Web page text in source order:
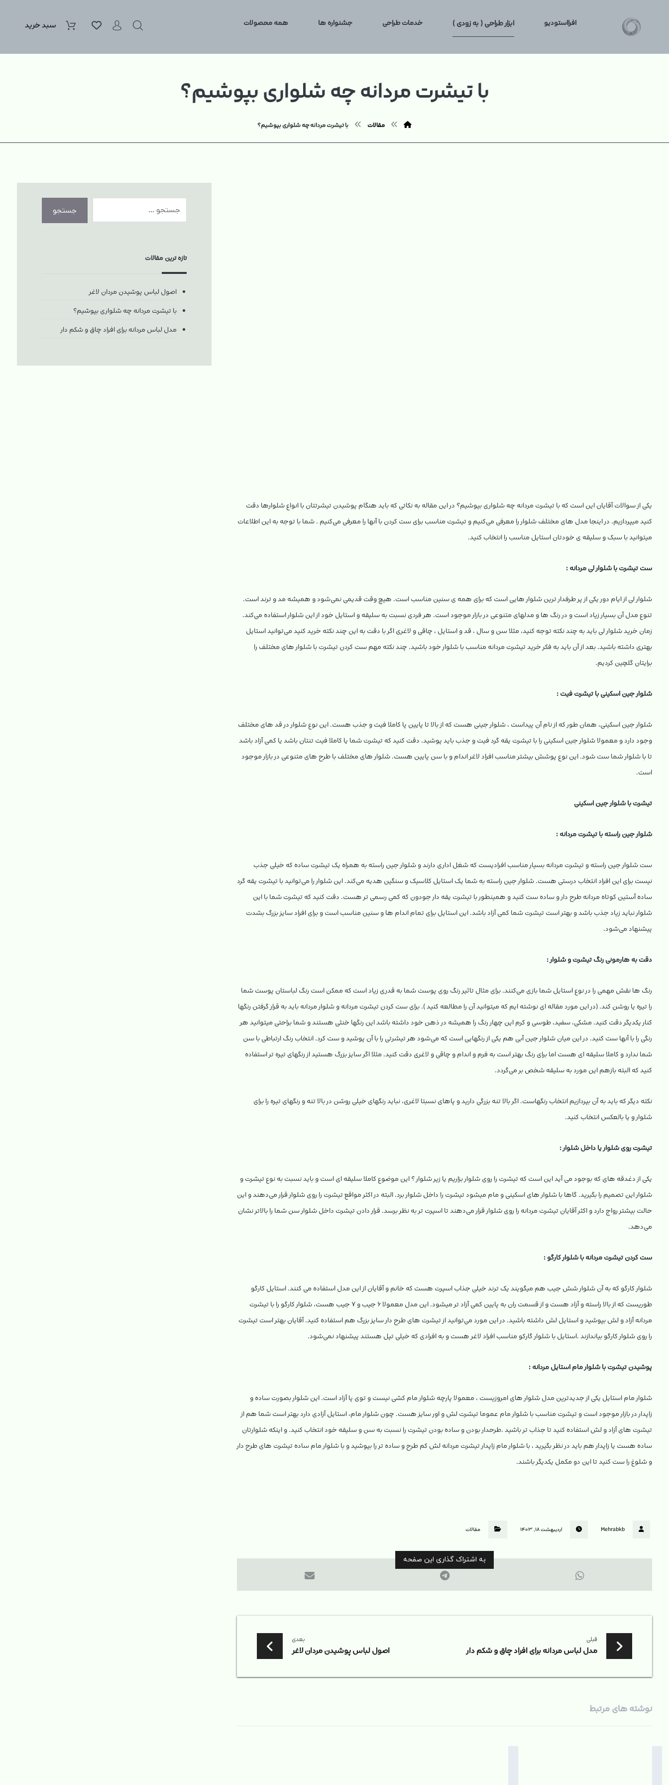
افرااستودیو ابزار طراحی ( به زودی ) خدمات طراحی جشنواره ها همه محصولات سبد خرید
با تیشرت مردانه چه شلواری بپوشیم؟
مقالات با تیشرت مردانه چه شلواری بپوشیم؟
یکی از سوالات آقایان این است که با تیشرت مردانه چه شلواری بپوشیم؟ در این مقاله به نکاتی که باید هنگام پوشیدن تیشرتتان با انواع شلوارها دقت
کنید میپردازیم. در اینجا مدل های مختلف شلوار را معرفی می‌کنیم و تیشرت مناسب برای ست کردن با آنها را معرفی می‌کنیم . شما با توجه به این اطلاعات
میتوانید با سبک و سلیقه ی خودتان استایل مناسب را انتخاب کنید.
ست تیشرت با شلوار لی مردانه :
شلوار لی از ایام دور یکی از پر طرفدار ترین شلوار هایی است که برای همه ی سنین مناسب است. هیچ وقت قدیمی نمی‌شود و همیشه مد و ترند است.
تنوع مدل آن بسیار زیاد است و در رنگ ها و مدلهای متنوعی در بازار موجود است. هر فردی نسبت به سلیقه و استایل خود از این شلوار استفاده می‌کند.
زمان خرید شلوار لی باید به چند نکته توجه کنید، مثلا سن و سال ، قد و استایل ، چاقی و لاغری اگر با دقت به این چند نکته خرید کنید می‌توانید استایل
بهتری داشته باشید. بعد از آن باید به فکر خرید تیشرت مردانه مناسب با شلوار خود باشید. چند نکته مهم ست کردن تیشرت با شلوار های مختلف را
برایتان گلچین کردیم.
شلوار جین اسکینی با تیشرت فیت :
شلوار جین اسکینی، همان طور که از نام آن پیداست ، شلوار جینی هست که از بالا تا پایین پا کاملا فیت و جذب هست. این نوع شلوار در قد های مختلف
وجود دارد و معمولا شلوار جین اسکینی را با تیشرت یقه گرد فیت و جذب باید پوشید. دقت کنید که تیشرت شما یا کاملا فیت تنتان باشد یا کمی آزاد باشد
تا با شلوار شما ست شود. این نوع پوشش بیشتر مناسب افراد لاغر اندام و با سن پایین هست. شلوار های مختلف با طرح های متنوعی در بازار موجود
است.
تیشرت با شلوار جین اسکینی
شلوار جین راسته با تیشرت مردانه :
ست شلوار جین راسته و تیشرت مردانه بسیار مناسب افرادیست که شغل اداری دارند و شلوار جین راسته به همراه یک تیشرت ساده که خیلی جذب
نیست برای این افراد انتخاب درستی هست. شلوار جین راسته به شما یک استایل کلاسیک و سنگین هدیه می‌کند. این شلوار را می‌توانید با تیشرت یقه گرد
ساده آستین کوتاه مردانه طرح دار و ساده ست کنید و همینطور با تیشرت یقه دار جودون که کمی رسمی تر هست. دقت کنید که تیشرت شما با این
شلوار نباید زیاد جذب باشد و بهتر است تیشرت شما کمی آزاد باشد. این استایل برای تمام اندام ها و سنین مناسب است و برای افراد سایز بزرگ بشدت
پیشنهاد می‌شود.
دقت به هارمونی رنگ تیشرت و شلوار :
رنگ ها نقش مهمی را در نوع استایل شما بازی می‌کنند. برای مثال تاثیر رنگ روی پوست شما به قدری زیاد است که ممکن است رنگ لباستان پوست شما
را تیره یا روشن کند. (در این مورد مقاله ای نوشته ایم که میتوانید آن را مطالعه کنید ). برای ست کردن تیشرت مردانه و شلوار مردانه باید به قرار گرفتن رنگها
کنار یکدیگر دقت کنید. مشکی، سفید، طوسی و کرم این چهار رنگ را همیشه در ذهن خود داشته باشد این رنگها خنثی هستند و شما براحتی میتوانید هر
رنگی را با آنها ست کنید. در این میان شلوار جین آبی هم یکی از رنگهایی است که می‌شود هر تیشرتی را با آن پوشید و ست کرد. انتخاب رنگ ارتباطی با سن
شما ندارد و کاملا سلیقه ای هست اما برای رنگ بهتر است به فرم و اندام و چاقی و لاغری دقت کنید. مثلا اگر سایز بزرگ هستید از رنگهای تیره تر استفاده
کنید که البته بازهم این مورد به سلیقه شخص بر می‌گردد.
نکته دیگر که باید به آن بپردازیم انتخاب رنگهاست. اگر بالا تنه بزرگی دارید و پاهای نسبتا لاغری، نباید رنگهای خیلی روشن در بالا تنه و رنگهای تیره را برای
شلوار و یا بالعکس انتخاب کنید.
تیشرت روی شلوار یا داخل شلوار :
یکی از دغدقه های که بوجود می آید این است که تیشرت را روی شلوار بزاریم یا زیر شلوار ؟ این موضوع کاملا سلیقه ای است و باید نسبت به نوع تیشرت و
شلوار این تصمیم را بگیرید. گاها با شلوار های اسکینی و مام میشود تیشرت را داخل شلوار برد. البته در اکثر مواقع تیشرت را روی شلوار قرار می‌دهند و این
حالت بیشتر رواج دارد و اکثر آقایان تیشرت مردانه را روی شلوار قرار می‌دهند تا اسپرت تر به نظر برسد. قرار دادن تیشرت داخل شلوار سن شما را بالاتر نشان
می‌دهد.
ست کردن تیشرت مردانه با شلوار کارگو :
شلوار کارگو که به آن شلوار شش جیب هم میگویند یک ترند خیلی جذاب اسپرت هست که خانم و آقایان از این مدل استفاده می کنند. استایل کارگو
طوریست که از بالا راسته و آزاد هست و از قسمت ران به پایین کمی آزاد تر میشود. این مدل معمولا ۶ جیب و ۷ جیب هست، شلوار کارگو را با تیشرت
مردانه آزاد و لش بپوشید و استایل لش داشته باشید. در این مورد می‌توانید از تیشرت های طرح دار سایز بزرگ هم استفاده کنید. آقایان بهتر است تیشرت
را روی شلوار کارگو بیاندازند .استایل با شلوار گارکو مناسب افراد لاغر هست و به افرادی که خیلی تپل هستند پیشنهاد نمی‌شود.
پوشیدن تیشرت با شلوار مام استایل مردانه :
شلوار مام استایل یکی از جدیدترین مدل شلوار های امروزیست ، معمولا پارچه شلوار مام کشی نیست و توی پا آزاد است. این شلوار بصورت ساده و
زاپدار در بازار موجود است و تیشرت مناسب با شلوار مام عموما تیشرت لش و اور سایز هست. چون شلوار مام، استایل آزادی دارد بهتر است شما هم از
تیشرت های آزاد و لش استفاده کنید تا جذاب تر باشید .طرحدار بودن و ساده بودن تیشرت را نسبت به سن و سلیقه خود انتخاب کنید. و اینکه شلوارتان
ساده هست یا زاپدار هم باید در نظر بگیرید ، با شلوار مام زاپدار تیشرت مردانه لش کم طرح و ساده تر را بپوشید و با شلوار مام ساده تیشرت های طرح دار
و شلوغ را ست کنید تا این دو مکمل یکدیگر باشند‌.
Mehrabkb اردیبهشت ۱۸, ۱۴۰۳ مقالات
قبلی
مدل لباس مردانه برای افراد چاق و شکم دار
بعدی
اصول لباس پوشیدن مردان لاغر
نوشته های مرتبط
تازه ترین مقالات
اصول لباس پوشیدن مردان لاغر
با تیشرت مردانه چه شلواری بپوشیم؟
مدل لباس مردانه برای افراد چاق و شکم دار